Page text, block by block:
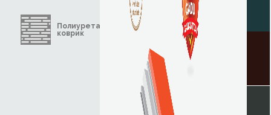
Полиуретановый
коврик